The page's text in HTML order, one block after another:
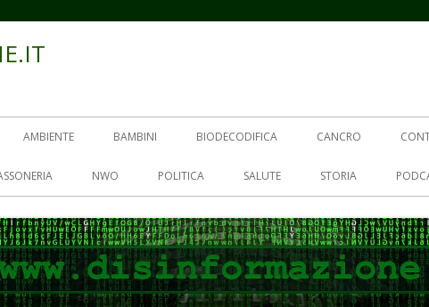
AMBIENTE BAMBINI BIODECODIFICA CANCRO
NWO POLITICA SALUTE STORIA